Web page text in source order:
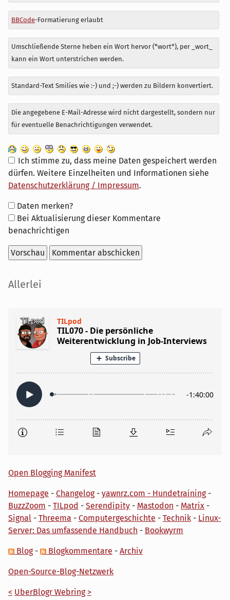
BBCode-Formatierung erlaubt
Umschließende Sterne heben ein Wort hervor (*wort*), per _wort_
kann ein Wort unterstrichen werden.
Standard-Text Smilies wie :-) und ;-) werden zu Bildern konvertiert.
Die angegebene E-Mail-Adresse wird nicht dargestellt, sondern nur
für eventuelle Benachrichtigungen verwendet.
Ich stimme zu, dass meine Daten gespeichert werden
dürfen. Weitere Einzelheiten und Informationen siehe
Datenschutzerklärung / Impressum.
Formular-
Optionen
Daten merken?
Bei Aktualisierung dieser Kommentare
benachrichtigen
Seitenleiste
Allerlei
Open Blogging Manifest
Homepage - Changelog- yawnrz.com - Hundetraining-
BuzzZoom - TILpod - Serendipity - Mastodon - Matrix -
Signal - Threema - Computergeschichte - Technik - Linux-
Server: Das umfassende Handbuch - Bookwyrm
Blog- Blogkommentare - Archiv
Open-Source-Blog-Netzwerk
< UberBlogr Webring >